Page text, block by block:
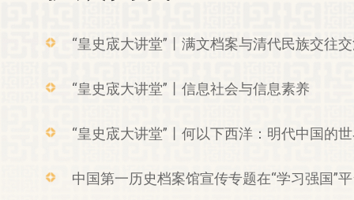
“皇史宬大讲堂”丨满文档案与清代民族交往
“皇史宬大讲堂”丨信息社会与信息素养
“皇史宬大讲堂”丨何以下西洋：明代中国的
中国第一历史档案馆宣传专题在“学习强国”